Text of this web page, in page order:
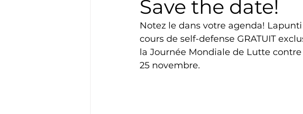
Save the date!
Notez le dans votre agenda! Lapunti
cours de self-defense GRATUIT
la Journée Mondiale de Lutte
25 novembre.